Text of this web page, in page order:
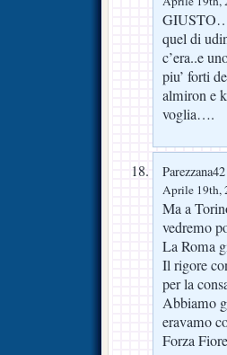
quel di
c’era..e
piu’ forti
almiron e
voglia….
Parezzana42
Aprile 19th,
Ma a
vedremo
La Roma
Il rigore
per la
Abbiamo
eravamo
Forza